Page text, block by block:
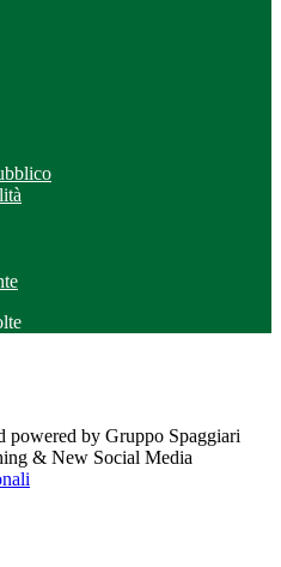
powered by Gruppo Spaggiari
& New Social Media